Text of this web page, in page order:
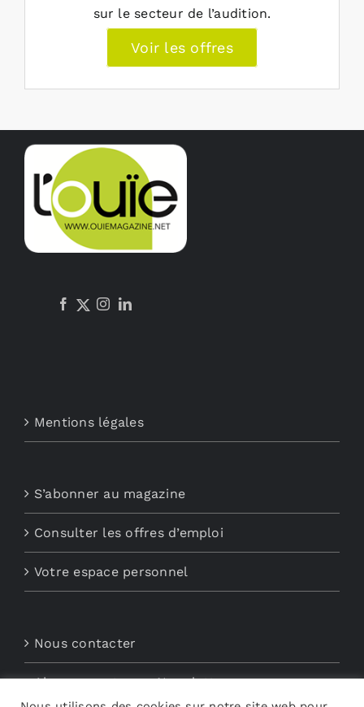
sur le secteur de l’audition.
Voir les offres
Mentions légales
S’abonner au magazine
Consulter les offres d’emploi
Votre espace personnel
Nous contacter
Abonnements aux Newsletters